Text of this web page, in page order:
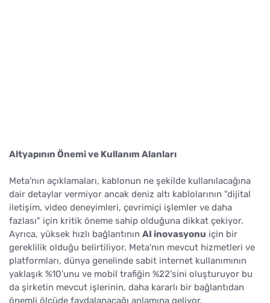
Altyapının Önemi ve Kullanım Alanları
Meta'nın açıklamaları, kablonun ne şekilde kullanılacağına
dair detaylar vermiyor ancak deniz altı kablolarının "dijital
iletişim, video deneyimleri, çevrimiçi işlemler ve daha
fazlası" için kritik öneme sahip olduğuna dikkat çekiyor.
Ayrıca, yüksek hızlı bağlantının AI inovasyonu için bir
gereklilik olduğu belirtiliyor. Meta'nın mevcut hizmetleri ve
platformları, dünya genelinde sabit internet kullanımının
yaklaşık %10'unu ve mobil trafiğin %22'sini oluşturuyor bu
da şirketin mevcut işlerinin, daha kararlı bir bağlantıdan